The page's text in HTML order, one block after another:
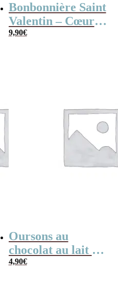
Bonbonnière Saint
Valentin – Cœur
en chocolat noir et
9,90€
Oursons au
chocolat au lait x3
“Merci pour cette
4,90€